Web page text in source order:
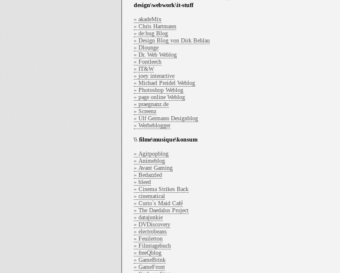
design\webwork\it-stuff
» akadeMix
» Chris Hartmann
» de:bug Blog
» Design Blog von Dirk Behlau
» Dlounge
» Dr. Web Weblog
» Fontleech
» IT&W
» joey interactive
» Michael Preidel Weblog
» Photoshop Weblog
» page online Weblog
» praegnanz.de
» Screenz
» Ulf Germann Designblog
» Werbeblogger
\\ filme\musique\konsum
» Agitpopblog
» Animeblog
» Avant Gaming
» Bedazzled
» bleed
» Cinema Strikes Back
» cinematical
» Curio`s Maid Café
» The Daedalus Project
» datajunkie
» DVDiscovery
» electrobeans
» Feuiletton
» Filmtagebuch
» freeQblog
» GameBrink
» GameFront